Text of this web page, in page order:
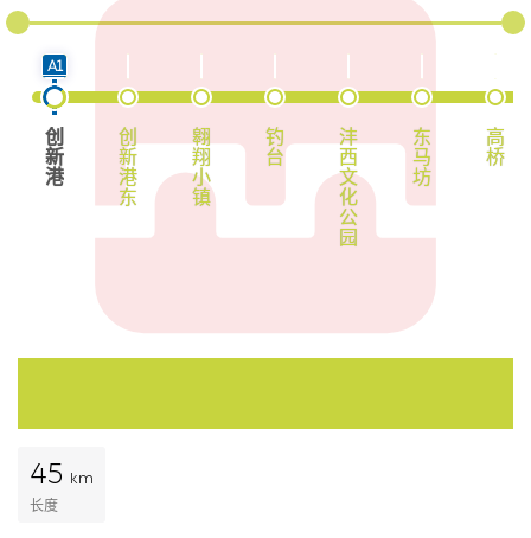
A1
创
新
港
创
新
港
东
翱
翔
小
镇
钓
台
沣
西
文
化
公
园
东
马
坊
高
桥
45
km
长度